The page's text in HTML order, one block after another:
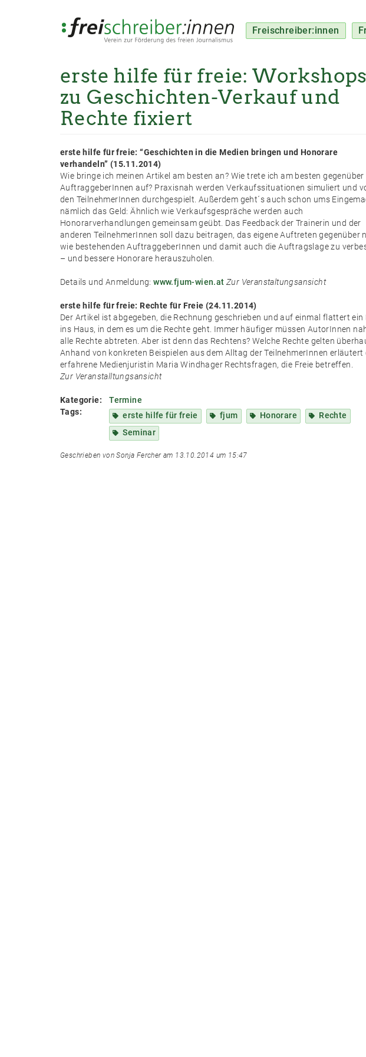
Freischreiber:innen
erste hilfe für freie: Workshops
zu Geschichten-Verkauf und
Rechte fixiert
erste hilfe für freie: “Geschichten in die Medien bringen und Honorare
verhandeln” (15.11.2014)
Wie bringe ich meinen Artikel am besten an? Wie trete ich am besten gegenüber
AuftraggeberInnen auf? Praxisnah werden Verkaufssituationen simuliert und
den TeilnehmerInnen durchgespielt. Außerdem geht´s auch schon ums
nämlich das Geld: Ähnlich wie Verkaufsgespräche werden auch
Honorarverhandlungen gemeinsam geübt. Das Feedback der Trainerin und der
anderen TeilnehmerInnen soll dazu beitragen, das eigene Auftreten gegenüber
wie bestehenden AuftraggeberInnen und damit auch die Auftragslage zu
– und bessere Honorare herauszuholen.
Details und Anmeldung:www.fjum-wien.at Zur Veranstaltungsansicht
erste hilfe für freie: Rechte für Freie (24.11.2014)
Der Artikel ist abgegeben, die Rechnung geschrieben und auf einmal flattert ein
ins Haus, in dem es um die Rechte geht. Immer häufiger müssen AutorInnen
alle Rechte abtreten. Aber ist denn das Rechtens? Welche Rechte gelten
Anhand von konkreten Beispielen aus dem Alltag der TeilnehmerInnen erläutert
erfahrene Medienjuristin Maria Windhager Rechtsfragen, die Freie betreffen.
Zur Veranstalltungsansicht
Kategorie:
Termine
Tags:
erste hilfe für freie fjum Honorare
Rechte
Seminar
Geschrieben von Sonja Fercher am 13.10.2014 um 15:47